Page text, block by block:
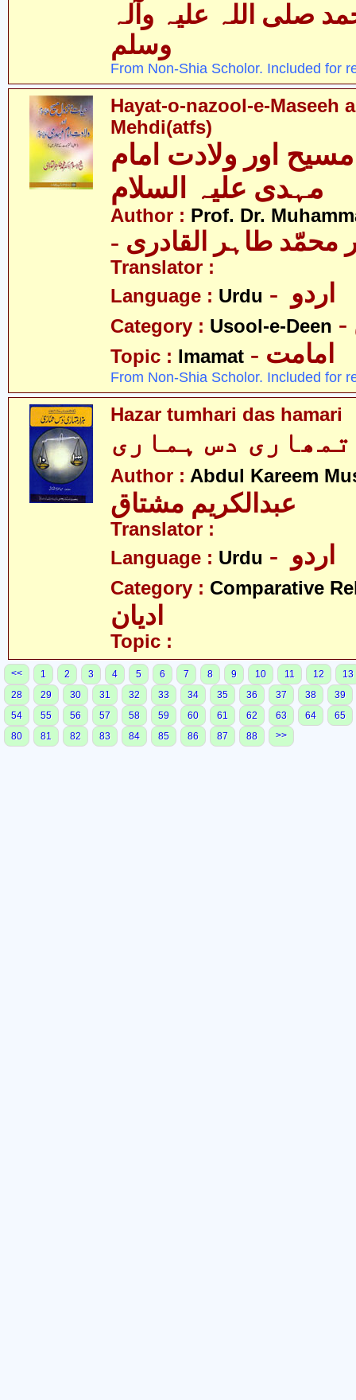
صلی اللہ علیہ وآلہ
وسلم
From Non-Shia Scholor. Included for
Hayat-o-nazool-e-Maseeh
Mehdi(atfs)
اور ولادت امام
مہدی علیہ السلام
Author : Prof. Dr.
محمّد طاہر القادری
Translator :
Language : Urdu
Category : Usool-e-Deen
Topic : Imamat - امامت
From Non-Shia Scholor. Included for
Hazar tumhari das hamari
Author : Abdul Kareem
عبدالکریم مشتاق
Translator :
Language : Urdu
Category : Comparative
ادیان
Topic :
<< 1 2 3 4 5 6 7 8 9 10 11 12
13
28
29 30 31 32 33 34 35 36 37 38
39
54
55 56 57 58 59 60 61 62 63 64
65
80
81 82 83 84 85 86 87 88 >>